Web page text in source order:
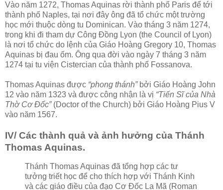
Vào năm 1272, Thomas Aquinas rời thành phố Paris để tới
thành phố Naples, tại nơi đây ông đã tổ chức một trường
học mới thuộc dòng tu Dominican. Vào tháng 3 năm 1274,
trong khi đi tham dự Công Đồng Lyon (the Council of Lyon)
là nơi tổ chức do lệnh của Giáo Hoàng Gregory 10, Thomas
Aquinas bị đau ốm. Ông qua đời vào ngày 7 tháng 3 năm
1274 tại tu viện Cistercian của thành phố Fossanova.
Thomas Aquinas được “phong thánh”bởi Giáo Hoàng John
12 vào năm 1323 và được công nhận là vị “Tiến Sĩ của Nhà
Thờ Cơ Đốc”(Doctor of the Church) bởi Giáo Hoàng Pius V
vào năm 1567.
IV/ Các thành quả và ảnh hưởng của Thánh
Thomas Aquinas.
Thánh Thomas Aquinas đã tổng hợp các tư
tưởng triết học để cho thích hợp với Thánh Kinh
và các giáo điều của đạo Cơ Đốc La Mã (Roman